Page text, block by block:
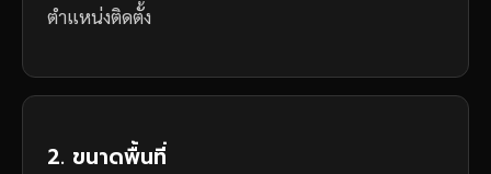
ตำแหน่งติดตั้ง
2. ขนาดพื้นที่